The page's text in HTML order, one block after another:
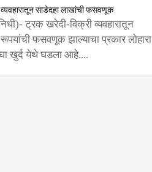
साडेदहा लाखांची फसवणूक
ट्रक खरेदी-विक्री व्यवहारातून
फसवणूक झाल्याचा प्रकार लोहारा
खुर्द येथे घडला आहे....